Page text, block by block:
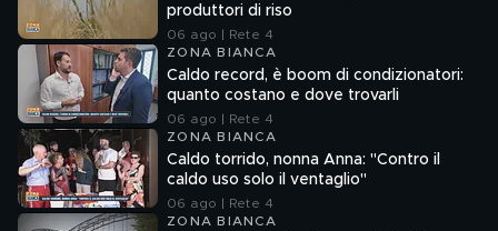
produttori di riso
06 ago | Rete 4
ZONA BIANCA
Caldo record, è boom di condizionatori:
quanto costano e dove trovarli
06 ago | Rete 4
ZONA BIANCA
Caldo torrido, nonna Anna: "Contro il
caldo uso solo il ventaglio"
06 ago | Rete 4
ZONA BIANCA